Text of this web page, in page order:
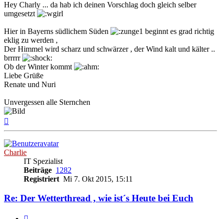
Hey Charly ... da hab ich deinen Vorschlag doch gleich selber
umgesetzt
Hier in Bayerns südlichem Süden
beginnt es grad richtig
eklig zu werden ,
Der Himmel wird scharz und schwärzer , der Wind kalt und kälter ..
brrrrr
Ob der Winter kommt
Liebe Grüße
Renate und Nuri
Unvergessen alle Sternchen
Charlie
IT Spezialist
Beiträge 1282
Registriert Mi 7. Okt 2015, 15:11
Re: Der Wetterthread , wie ist´s Heute bei Euch